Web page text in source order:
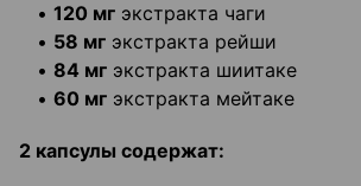
• 120 мг экстракта чаги
• 58 мг экстракта рейши
• 84 мг экстракта шиитаке
• 60 мг экстракта мейтаке
2 капсулы содержат: